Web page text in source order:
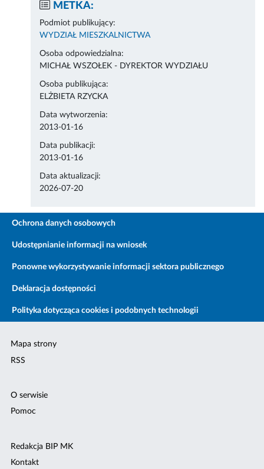
METKA:
Podmiot publikujący:
WYDZIAŁ MIESZKALNICTWA
Osoba odpowiedzialna:
MICHAŁ WSZOŁEK - DYREKTOR WYDZIAŁU
Osoba publikująca:
ELŻBIETA RZYCKA
Data wytworzenia:
2013-01-16
Data publikacji:
2013-01-16
Data aktualizacji:
2026-07-20
Ochrona danych osobowych
Udostępnianie informacji na wniosek
Ponowne wykorzystywanie informacji sektora publicznego
Deklaracja dostępności
Polityka dotycząca cookies i podobnych technologii
Mapa strony
RSS
O serwisie
Pomoc
Redakcja BIP MK
Kontakt